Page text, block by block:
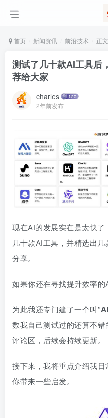
首页 新闻资讯 前沿技术 正文
测试了几十款AI工具后
荐给大家
charles
2年前发布
现在AI的发展实在是太快
几十款AI工具，并精选出
分享。
如果你还在寻找提升效率的
为此我还专门建了一个叫“
数我自己测试过的还算不
评论区，后续会持续更新。
接下来，我将重点介绍我
你带来一些启发。